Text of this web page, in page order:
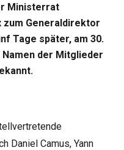
Ministerrat
zum Generaldirektor
Tage später, am 30.
Namen der Mitglieder
Daniel Camus, Yann